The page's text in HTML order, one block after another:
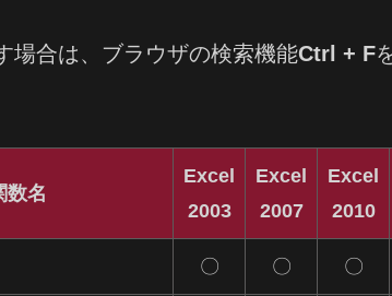
場合は、ブラウザの検索機能Ctrl + F
数名
Excel
2003
Excel
2007
Excel
2010
〇 〇 〇